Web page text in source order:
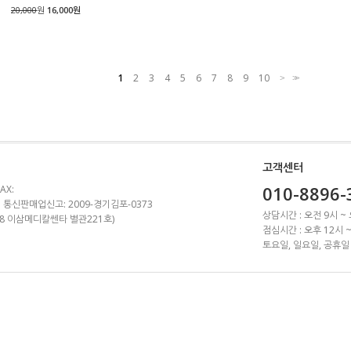
20,000원 16,000원
1 2 3 4 5 6 7 8 9 10 > >>
신판매업신고: 2009-경기김포-0373
이삼메디칼쎈타 별관221호)
고객센터
010-
상담시간 : 오전 9시 ~
점심시간 : 오후 12시
토요일, 일요일, 공휴